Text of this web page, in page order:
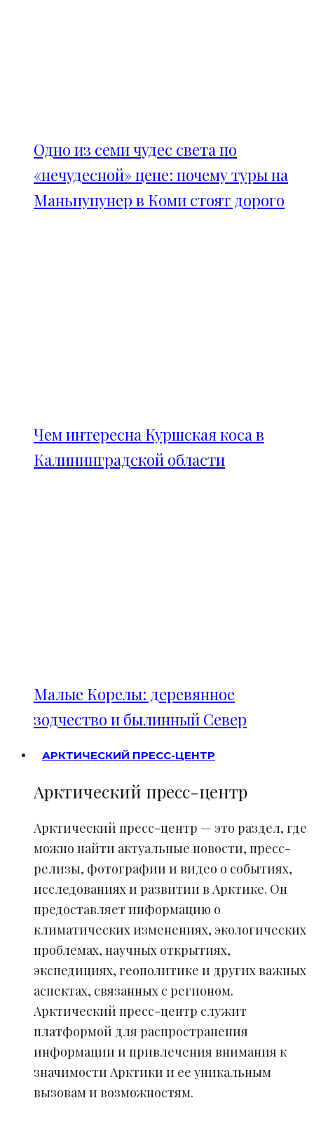
Одно из семи чудес света по
«нечудесной» цене: почему туры на
Маньпупунер в Коми стоят дорого
Чем интересна Куршская коса в
Калининградской области
Малые Корелы: деревянное
зодчество и былинный Север
АРКТИЧЕСКИЙ ПРЕСС-ЦЕНТР
Арктический пресс-центр
Арктический пресс-центр — это раздел, где
можно найти актуальные новости, пресс-
релизы, фотографии и видео о событиях,
исследованиях и развитии в Арктике. Он
предоставляет информацию о
климатических изменениях, экологических
проблемах, научных открытиях,
экспедициях, геополитике и других важных
аспектах, связанных с регионом.
Арктический пресс-центр служит
платформой для распространения
информации и привлечения внимания к
значимости Арктики и ее уникальным
вызовам и возможностям.